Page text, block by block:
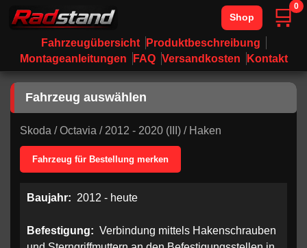
Fahrzeugübersicht
Produktbeschreibung
Montageanleitungen
FAQ Versandkosten Kontakt
Shop 🛒0
Fahrzeug auswählen
Skoda /Octavia / 2012 - 2020 (III) / Haken
Fahrzeug für Bestellung merken
Baujahr: 2012 - heute
Befestigung: Verbindung mittels Hakenschrauben